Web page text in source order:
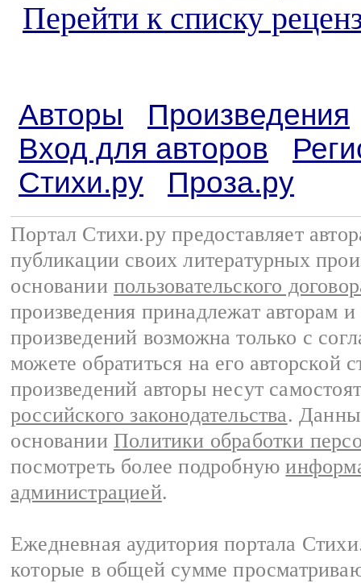
Перейти к списку
Авторы
Произведения
Вход для авторов
Стихи.ру
Проза.ру
Портал Стихи.ру предоставляет
публикации своих литературных
основании пользовательского
произведения принадлежат авторам
произведений возможна только с
можете обратиться на его авторской
произведений авторы несут
российского законодательства.
основании Политики обработки
посмотреть более подробную
администрацией.
Ежедневная аудитория портала
которые в общей сумме